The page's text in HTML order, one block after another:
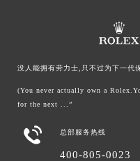
没人能拥有劳力士,只不过为下一代
(You never actually own a
for the next ...”
 总部服务热线
400-805-0023